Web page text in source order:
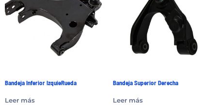
Bandeja Inferior IzquieRueda
Leer más
Bandeja Superior Derecha
Leer más